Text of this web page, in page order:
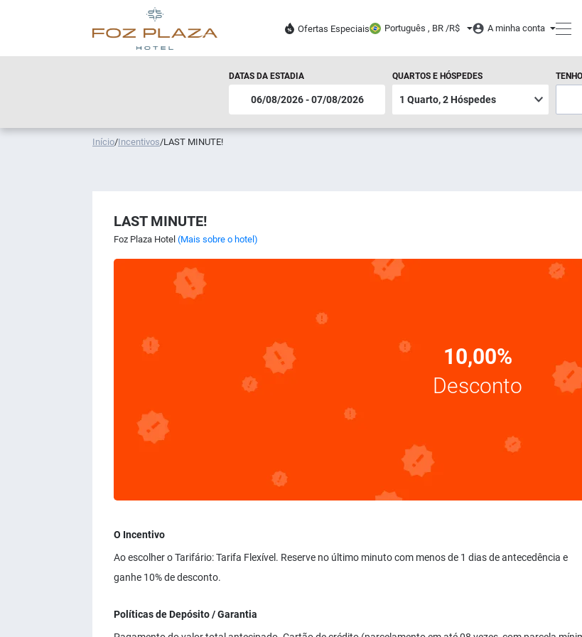
Ofertas Especiais Português , BR /R$ A minha conta
DATAS DA ESTADIA QUARTOS E HÓSPEDES
Início/Incentivos/LAST MINUTE!
LAST MINUTE!
Foz Plaza Hotel (Mais sobre o hotel)
10,00%
Desconto
O Incentivo
Ao escolher o Tarifário: Tarifa Flexível. Reserve no último minuto com menos de 1 dias de antecedência e
ganhe 10% de desconto.
Políticas de Depósito / Garantia